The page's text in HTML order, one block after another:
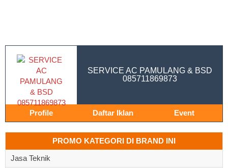
SERVICE AC PAMULANG & BSD
085711869873
Profile Daftar Iklan Event
PROMO KATEGORI DI BRAND INI
Jasa Teknik